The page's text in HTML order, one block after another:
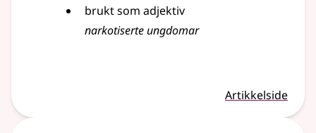
brukt som adjektiv
narkotiserte ungdomar
Artikkelside